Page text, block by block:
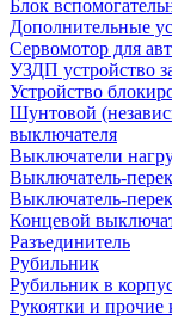
Блок
Дополнительные
Сервомотор для
УЗДП устройство
Устройство
Шунтовой
выключателя
Выключатели
Выключатель-
Выключатель-
Концевой
Разъединитель
Рубильник
Рубильник в
Рукоятки и